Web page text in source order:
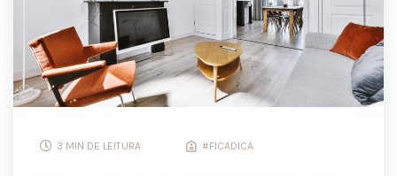
3 MIN DE LEITURA #FICADICA